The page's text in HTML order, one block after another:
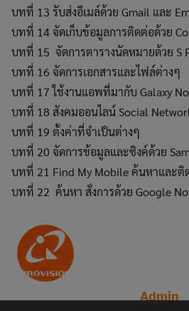
บทที่ 13 รับส่งอีเมล์ด้วย Gmail และ
บทที่ 14 จัดเก็บข้อมูลการติดต่อด้วย
บทที่ 15 จัดการตารางนัดหมายด้วย S
บทที่ 16 จัดการเอกสารและไฟล์ต่างๆ
บทที่ 17 ใช้งานแอพที่มากับ Galaxy
บทที่ 18 สังคมออนไลน์ Social
บทที่ 19 ตั้งค่าที่จำเป็นต่างๆ
บทที่ 20 จัดการข้อมูลและซิงค์ด้วย
บทที่ 21 Find My Mobile ค้นหาและติ
บทที่ 22 ค้นหา สั่งการด้วย Google
Admin